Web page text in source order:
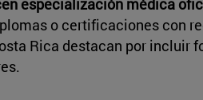
especialización médica
o certificaciones con
Rica destacan por incluir